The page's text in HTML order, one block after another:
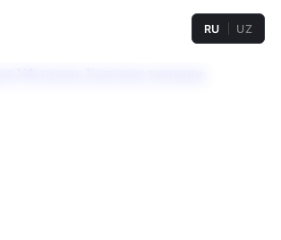
RU UZ